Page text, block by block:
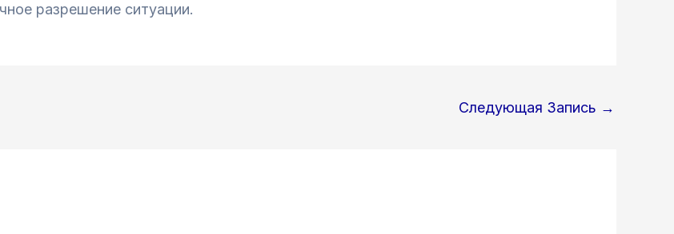
разрешение ситуации.
Следующая Запись →